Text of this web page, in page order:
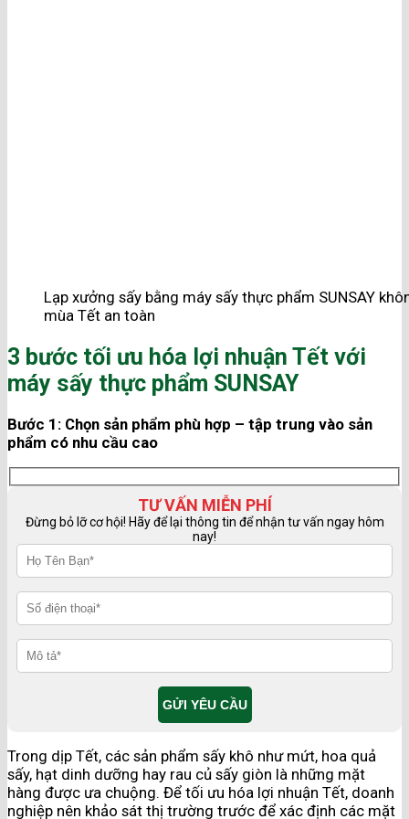
Lạp xưởng sấy bằng máy sấy thực phẩm SUNSAY
mùa Tết an toàn
3 bước tối ưu hóa lợi nhuận Tết với
máy sấy thực phẩm SUNSAY
Bước 1: Chọn sản phẩm phù hợp – tập trung vào sản
phẩm có nhu cầu cao
TƯ VẤN MIỄN PHÍ
Đừng bỏ lỡ cơ hội! Hãy để lại thông tin để nhận tư vấn ngay hôm
nay!
Trong dịp Tết, các sản phẩm sấy khô như mứt, hoa quả
sấy, hạt dinh dưỡng hay rau củ sấy giòn là những mặt
hàng được ưa chuộng. Để tối ưu hóa lợi nhuận Tết, doanh
nghiệp nên khảo sát thị trường trước để xác định các mặt